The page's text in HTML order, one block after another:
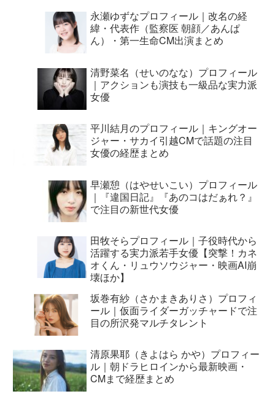
永瀬ゆずなプロフィール｜改名の経
緯・代表作（監察医 朝顔／あんぱ
ん）・第一生命CM出演まとめ
清野菜名（せいのなな）プロフィール
｜アクションも演技も一級品な実力派
女優
平川結月のプロフィール｜キングオー
ジャー・サカイ引越CMで話題の注目
女優の経歴まとめ
早瀬憩（はやせいこい）プロフィール
｜『違国日記』『あのコはだぁれ？』
で注目の新世代女優
田牧そらプロフィール｜子役時代から
活躍する実力派若手女優【突撃！カネ
オくん・リュウソウジャー・映画AI崩
壊ほか】
坂巻有紗（さかまきありさ）プロフィ
ール｜仮面ライダーガッチャードで注
目の所沢発マルチタレント
清原果耶（きよはら かや）プロフィー
ル｜朝ドラヒロインから最新映画・
CMまで経歴まとめ